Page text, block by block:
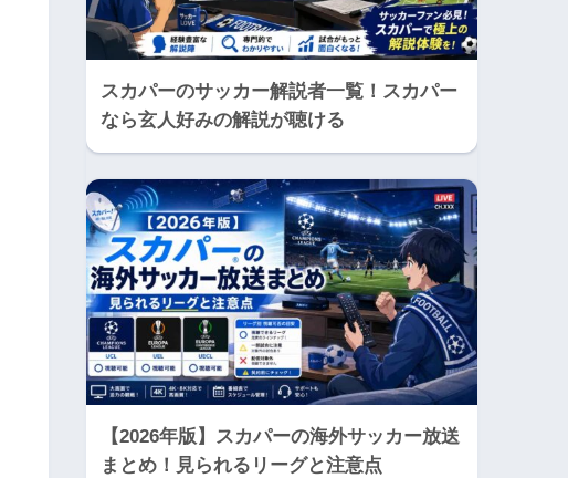
スカパーのサッカー解説者一覧！スカパー
なら玄人好みの解説が聴ける
【2026年版】スカパーの海外サッカー放送
まとめ！見られるリーグと注意点